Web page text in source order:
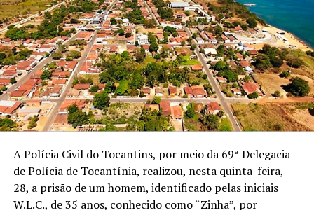
A Polícia Civil do Tocantins, por meio da 69ª Delegacia
de Polícia de Tocantínia, realizou, nesta quinta-feira,
28, a prisão de um homem, identificado pelas iniciais
W.L.C., de 35 anos, conhecido como “Zinha”, por